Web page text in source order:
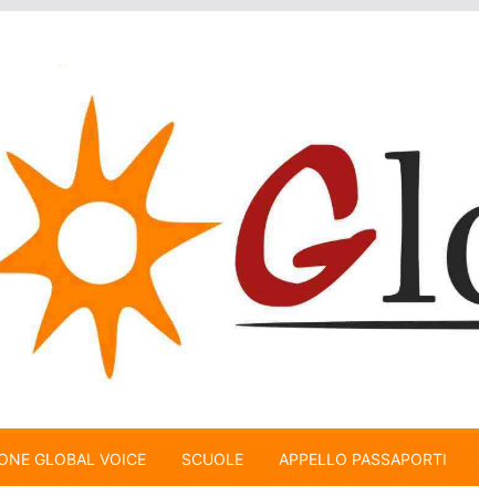
GLOBAL VOICE SCUOLE APPELLO PASSAPORTI